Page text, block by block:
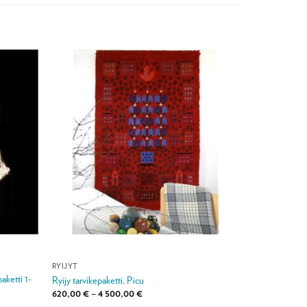
1-
RYIJYT
Ryijy tarvikepaketti, Picu
620,00€–4 500,00€Hintaluokka: